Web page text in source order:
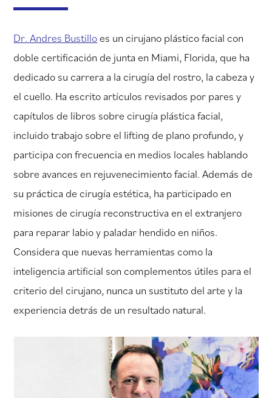
Dr. Andres Bustillo es un cirujano plástico facial con
doble certificación de junta en Miami, Florida, que ha
dedicado su carrera a la cirugía del rostro, la cabeza y
el cuello. Ha escrito artículos revisados por pares y
capítulos de libros sobre cirugía plástica facial,
incluido trabajo sobre el lifting de plano profundo, y
participa con frecuencia en medios locales hablando
sobre avances en rejuvenecimiento facial. Además de
su práctica de cirugía estética, ha participado en
misiones de cirugía reconstructiva en el extranjero
para reparar labio y paladar hendido en niños.
Considera que nuevas herramientas como la
inteligencia artificial son complementos útiles para el
criterio del cirujano, nunca un sustituto del arte y la
experiencia detrás de un resultado natural.